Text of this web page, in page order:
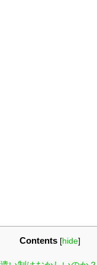
Contents [hide]